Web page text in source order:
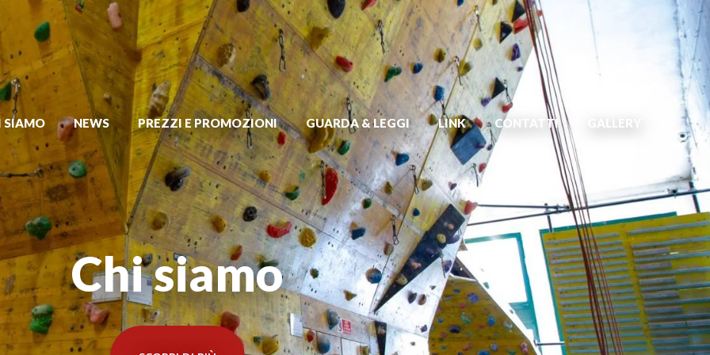
SIAMO NEWS PREZZI E PROMOZIONI GUARDA & LEGGI LINK CONTATTI GALLERY
Chi siamo